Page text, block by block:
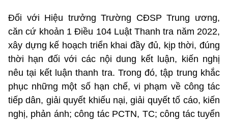
Đối với Hiệu trưởng Trường CĐSP Trung ương,
căn cứ khoản 1 Điều 104 Luật Thanh tra năm 2022,
xây dựng kế hoạch triển khai đầy đủ, kịp thời, đúng
thời hạn đối với các nội dung kết luận, kiến nghị
nêu tại kết luận thanh tra. Trong đó, tập trung khắc
phục những một số hạn chế, vi phạm về công tác
tiếp dân, giải quyết khiếu nại, giải quyết tố cáo, kiến
nghị, phản ánh; công tác PCTN, TC; công tác tuyển